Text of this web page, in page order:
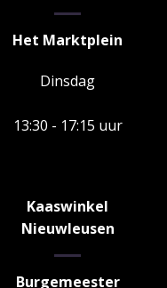
Het Marktplein
Dinsdag
13:30 - 17:15 uur
Kaaswinkel
Nieuwleusen
Burgemeester